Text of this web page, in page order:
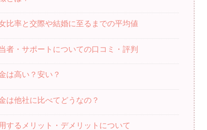
比率と交際や結婚に至るまでの平均値
者・サポートについての口コミ・評判
は高い？安い？
は他社に比べてどうなの？
するメリット・デメリットについて